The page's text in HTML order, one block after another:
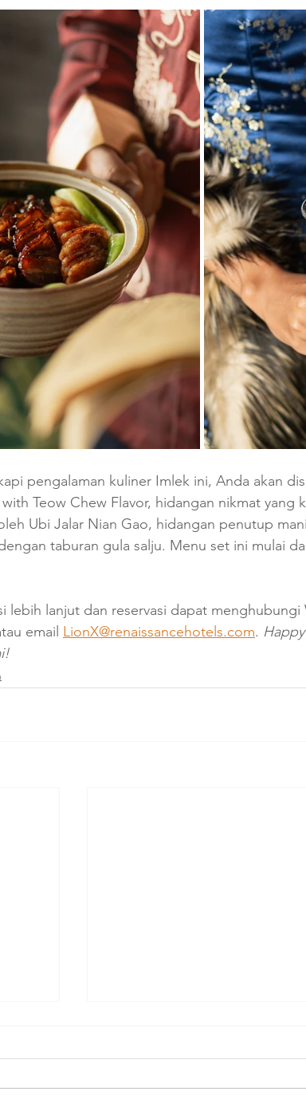
pengalaman kuliner Imlek ini, Anda akan
Teow Chew Flavor, hidangan nikmat yang
Ubi Jalar Nian Gao, hidangan penutup
taburan gula salju. Menu set ini mulai
lebih lanjut dan reservasi dapat
email LionX@renaissancehotels.com.